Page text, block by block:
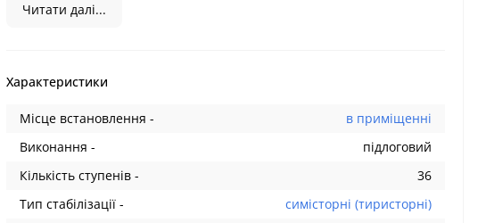
Читати далі...
Характеристики
Місце встановлення -
в приміщенні
Виконання -
підлоговий
Кількість ступенів -
36
Тип стабілізації -
симісторні (тиристорні)